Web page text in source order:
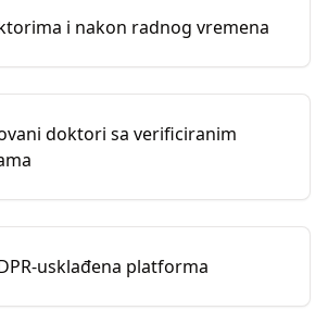
i nakon radnog vremena
doktori sa verificiranim
usklađena platforma